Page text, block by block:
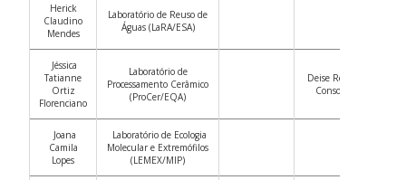
Herick
Claudino
Mendes
Laboratório de Reuso de
Águas (LaRA/ESA)
Jéssica
Tatianne
Ortiz
Florenciano
Laboratório de
Processamento Cerâmico
(ProCer/EQA)
Deise Rebelo
Consoni
Joana
Camila
Lopes
Laboratório de Ecologia
Molecular e Extremófilos
(LEMEX/MIP)